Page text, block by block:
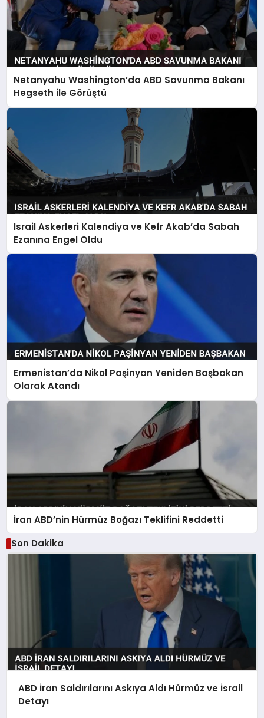
Netanyahu Washington’da ABD Savunma Bakanı
Hegseth ile Görüştü
Israil Askerleri Kalendiya ve Kefr Akab’da Sabah
Ezanına Engel Oldu
Ermenistan’da Nikol Paşinyan Yeniden Başbakan
Olarak Atandı
İran ABD’nin Hürmüz Boğazı Teklifini Reddetti
Son Dakika
ABD İran Saldırılarını Askıya Aldı Hürmüz ve İsrail
Detayı